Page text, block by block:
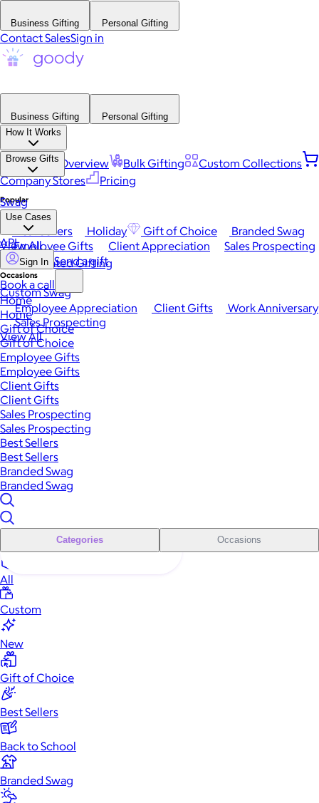
Business Gifting Personal Gifting
Contact SalesSign in
Business Gifting
Personal Gifting
How It Works
Platform Overview Bulk Gifting
Custom Collections
Company Stores
Pricing
Browse Gifts
Popular
Best Sellers Holiday Gift of Choice
Branded Swag
View All
Occasions
Employee Appreciation Client Gifts
Work Anniversary
Sales Prospecting
View All
Swag
Use Cases
Employee Gifts Client Appreciation
Sales Prospecting
Automated Gifting
Custom Swag
API
Sign In Send a gift
Book a call
Home
Home
Gift of Choice
Gift of Choice
Employee Gifts
Employee Gifts
Client Gifts
Client Gifts
Sales Prospecting
Sales Prospecting
Best Sellers
Best Sellers
Branded Swag
Branded Swag
Categories Occasions
All
Custom
New
Gift of Choice
Best Sellers
Back to School
Branded Swag